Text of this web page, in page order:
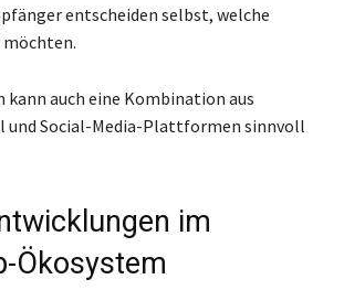
entscheiden selbst, welche
möchten.
kann auch eine Kombination aus
und Social-Media-Plattformen sinnvoll
im
Ökosystem